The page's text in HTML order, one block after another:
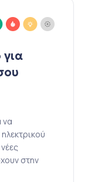
να
στην